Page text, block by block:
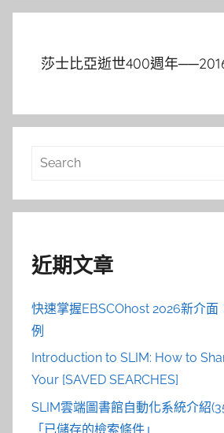
莎士比亞逝世400週年
搜
近期文章
快速掌握EBSCOhost 2026新介面
例
Introduction to SLIM: How to
Your [SAVED SEARCHES]
SLIM雲端圖書館自動化系統介紹
「已儲存的檢索條件」